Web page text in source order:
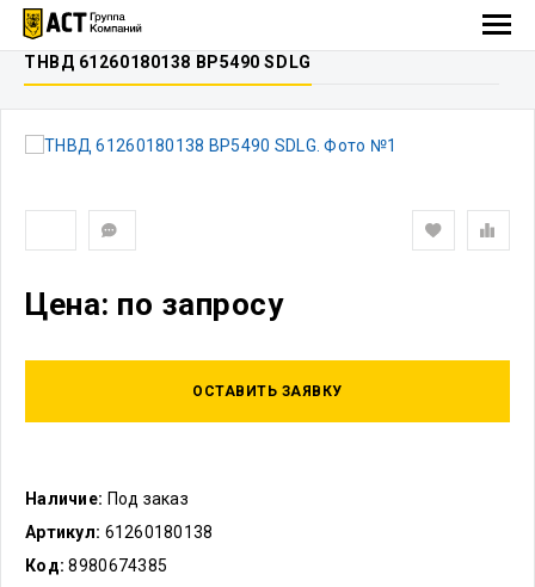
ТНВД 61260180138 ВР5490 SDLG
Наличие: Под заказ
Артикул: 61260180138
Код: 8980674385
Цена: по запросу
ОСТАВИТЬ ЗАЯВКУ